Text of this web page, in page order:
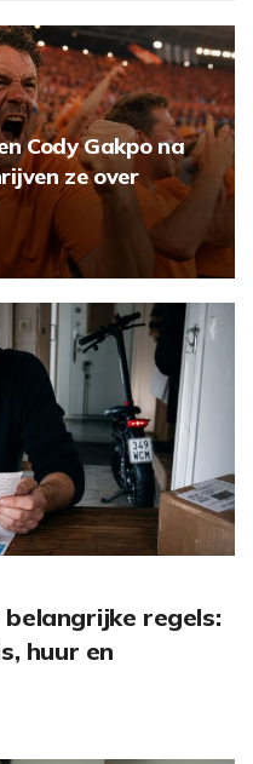
Cody Gakpo na
ze over
regels:
huur en